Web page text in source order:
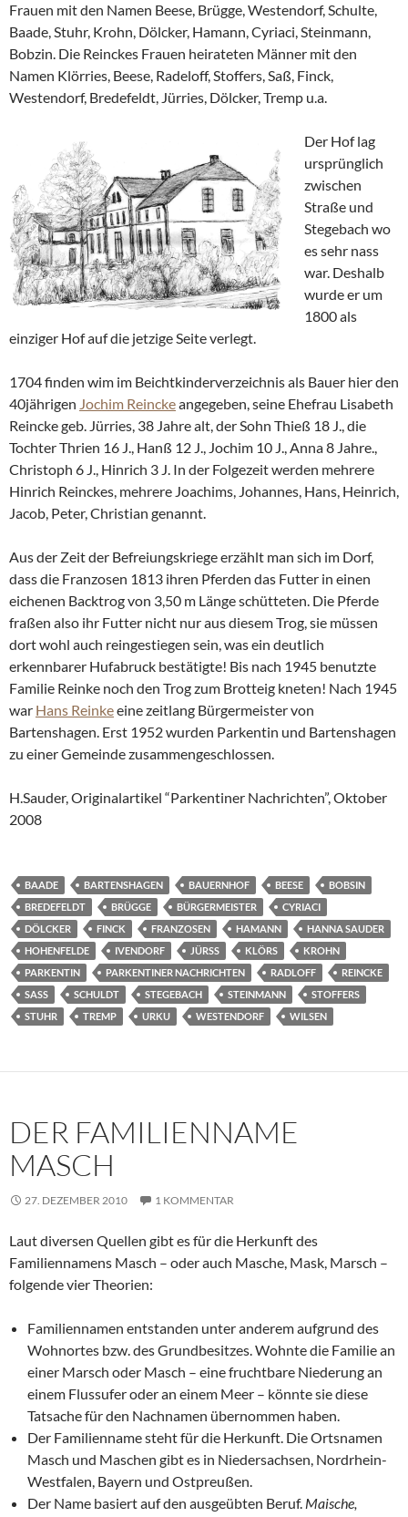
Frauen mit den Namen Beese, Brügge, Westendorf, Schulte,
Baade, Stuhr, Krohn, Dölcker, Hamann, Cyriaci, Steinmann,
Bobzin. Die Reinckes Frauen heirateten Männer mit den
Namen Klörries, Beese, Radeloff, Stoffers, Saß, Finck,
Westendorf, Bredefeldt, Jürries, Dölcker, Tremp u.a.
Der Hof lag
ursprünglich
zwischen
Straße und
Stegebach wo
es sehr nass
war. Deshalb
wurde er um
1800 als
einziger Hof auf die jetzige Seite verlegt.
1704 finden wim im Beichtkinderverzeichnis als Bauer hier den
40jährigen Jochim Reinckeangegeben, seine Ehefrau Lisabeth
Reincke geb. Jürries, 38 Jahre alt, der Sohn Thieß 18 J., die
Tochter Thrien 16 J., Hanß 12 J., Jochim 10 J., Anna 8 Jahre.,
Christoph 6 J., Hinrich 3 J. In der Folgezeit werden mehrere
Hinrich Reinckes, mehrere Joachims, Johannes, Hans, Heinrich,
Jacob, Peter, Christian genannt.
Aus der Zeit der Befreiungskriege erzählt man sich im Dorf,
dass die Franzosen 1813 ihren Pferden das Futter in einen
eichenen Backtrog von 3,50 m Länge schütteten. Die Pferde
fraßen also ihr Futter nicht nur aus diesem Trog, sie müssen
dort wohl auch reingestiegen sein, was ein deutlich
erkennbarer Hufabruck bestätigte! Bis nach 1945 benutzte
Familie Reinke noch den Trog zum Brotteig kneten! Nach 1945
war Hans Reinkeeine zeitlang Bürgermeister von
Bartenshagen. Erst 1952 wurden Parkentin und Bartenshagen
zu einer Gemeinde zusammengeschlossen.
H.Sauder, Originalartikel “Parkentiner Nachrichten”, Oktober
2008
BAADE BARTENSHAGEN BAUERNHOF BEESE
BOBSIN
BREDEFELDT
BRÜGGE BÜRGERMEISTER
CYRIACI
DÖLCKER
FINCK FRANZOSEN HAMANN
HANNA SAUDER
HOHENFELDE
IVENDORF JÜRSS KLÖRS
KROHN
PARKENTIN
PARKENTINER NACHRICHTEN RADLOFF
REINCKE
SASS
SCHULDT STEGEBACH STEINMANN
STOFFERS
STUHR
TREMP URKU WESTENDORF WILSEN
DER FAMILIENNAME
MASCH
27. DEZEMBER 2010 1 KOMMENTAR
Laut diversen Quellen gibt es für die Herkunft des
Familiennamens Masch – oder auch Masche, Mask, Marsch –
folgende vier Theorien:
Familiennamen entstanden unter anderem aufgrund des
Wohnortes bzw. des Grundbesitzes. Wohnte die Familie an
einer Marsch oder Masch – eine fruchtbare Niederung an
einem Flussufer oder an einem Meer – könnte sie diese
Tatsache für den Nachnamen übernommen haben.
Der Familienname steht für die Herkunft. Die Ortsnamen
Masch und Maschen gibt es in Niedersachsen, Nordrhein-
Westfalen, Bayern und Ostpreußen.
Der Name basiert auf den ausgeübten Beruf. Maische,